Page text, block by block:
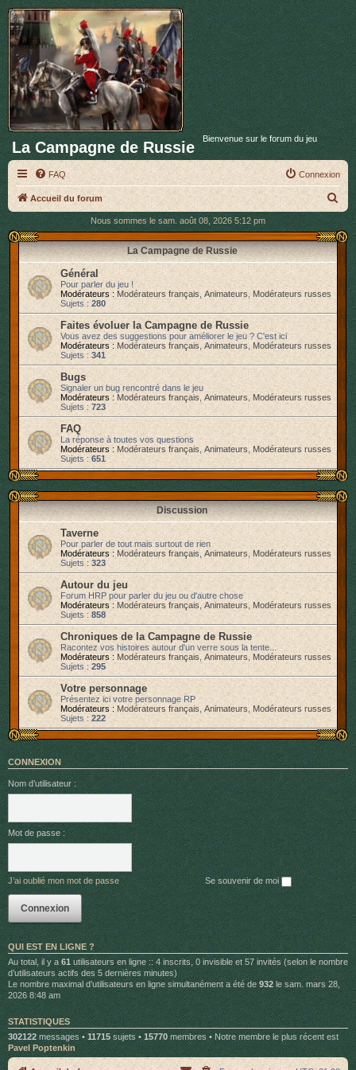
La Campagne de Russie Bienvenue sur le forum du jeu
FAQ Connexion
Accueil du forum
e
c
Nous sommes le sam. août 08, 2026 5:12 pm
La Campagne de Russie
Général
Pour parler du jeu !
Modérateurs : Modérateurs français Animateurs
Modérateurs russes
Sujets : 280
Faites évoluer la Campagne de Russie
Vous avez des suggestions pour améliorer le jeu ? C'est ici
Modérateurs : Modérateurs français Animateurs Modérateurs russes
Sujets : 341
Bugs
Signaler un bug rencontré dans le jeu
Modérateurs : Modérateurs français Animateurs
Modérateurs russes
Sujets : 723
FAQ
La réponse à toutes vos questions
Modérateurs : Modérateurs français Animateurs, Modérateurs russes
Sujets : 651
Discussion
Taverne
Pour parler de tout mais surtout de rien
Modérateurs : Modérateurs français Animateurs
Modérateurs russes
Sujets : 323
Autour du jeu
Forum HRP pour parler du jeu ou d'autre chose
Modérateurs : Modérateurs français Animateurs Modérateurs russes
Sujets : 858
Chroniques de la Campagne de Russie
Racontez vos histoires autour d'un verre sous la tente...
Modérateurs : Modérateurs français Animateurs
Modérateurs russes
Sujets : 295
Votre personnage
Présentez ici votre personnage RP
Modérateurs : Modérateurs français Animateurs, Modérateurs russes
Sujets : 222
CONNEXION
Nom d’utilisateur :
Mot de passe :
J’ai oublié mon mot de passe Se souvenir de moi
QUI EST EN LIGNE ?
Au total, il y a 61 utilisateurs en ligne :: 4 inscrits, 0 invisible et 57 invités (selon le nombre
d’utilisateurs actifs des 5 dernières minutes)
Le nombre maximal d’utilisateurs en ligne simultanément a été de 932 le sam. mars 28,
2026 8:48 am
STATISTIQUES
302122 messages • 11715 sujets • 15770membres • Notre membre le plus récent est
Pavel Poptenkin